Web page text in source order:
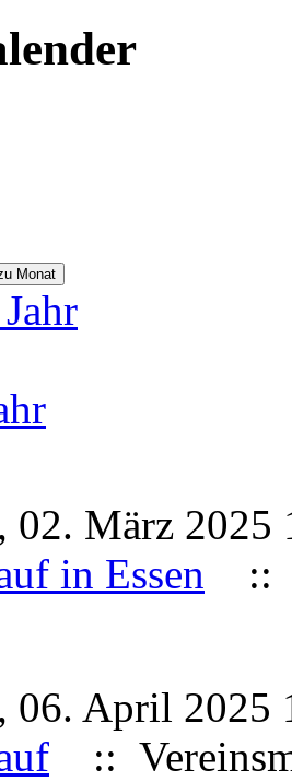
Monat
02. März 2025
in Essen
::
06. April 2025
::